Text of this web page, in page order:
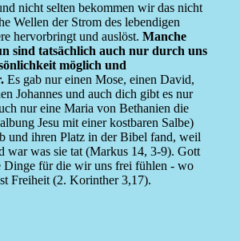
nicht selten bekommen wir das nicht
Wellen der Strom des lebendigen
hervorbringt und auslöst. Manche
sind tatsächlich auch nur durch uns
möglich und
Es gab nur einen Mose, einen David,
Johannes und auch dich gibt es nur
nur eine Maria von Bethanien die
Jesu mit einer kostbaren Salbe)
und ihren Platz in der Bibel fand, weil
war was sie tat (Markus 14, 3-9). Gott
für die wir uns frei fühlen - wo
Freiheit (2. Korinther 3,17).